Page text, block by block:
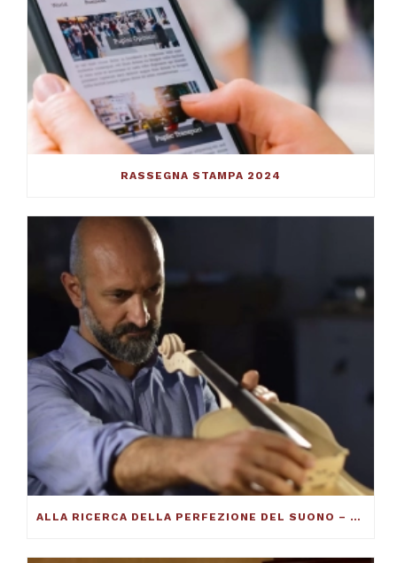
RASSEGNA STAMPA 2024
ALLA RICERCA DELLA PERFEZIONE DEL SUONO – FRANCESCO TOTO VIOLINMAKER – ARTICOLO SU THE DUCKER MAGAZINE